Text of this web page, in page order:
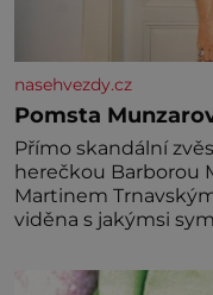
nasehvezdy.cz
Pomsta
Přímo skandální
herečkou Barborou
Martinem
viděna s jakýmsi